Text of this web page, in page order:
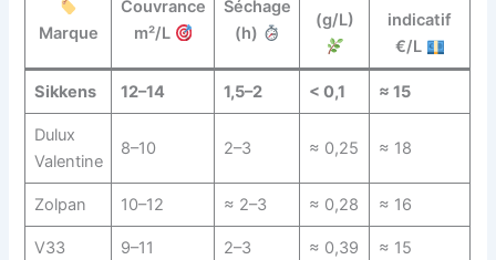
Marque
Couvrance
m²/L
Séchage
(h)
(g/L)
indicatif
€/L
Sikkens 12–14 1,5–2 < 0,1 ≈ 15
Dulux
Valentine
8–10 2–3 ≈ 0,25 ≈ 18
Zolpan 10–12 ≈ 2–3 ≈ 0,28 ≈ 16
V33 9–11 2–3 ≈ 0,39 ≈ 15